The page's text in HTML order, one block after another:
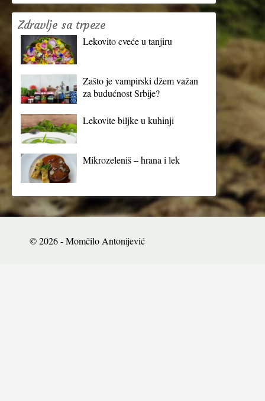
Zdravlje sa trpeze
Lekovito cveće u tanjiru
Zašto je vampirski džem važan
za budućnost Srbije?
Lekovite biljke u kuhinji
Mikrozeleniš – hrana i lek
© 2026 - Momčilo Antonijević